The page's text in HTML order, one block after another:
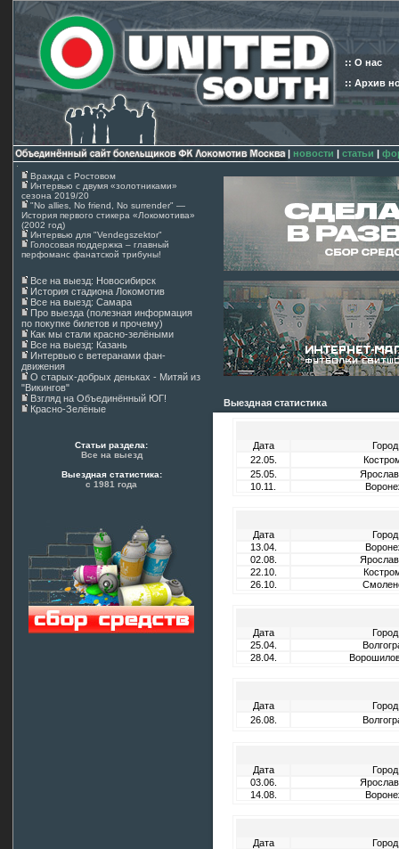
:: О нас
:: Архив
| новости | статьи |
Вражда с Ростовом
Интервью с двумя «золотниками»
сезона 2019/20
"No allies, No friend, No surrender" —
История первого стикера «Локомотива»
(2002 год)
Интервью для "Vendegszektor"
Голосовая поддержка – главный
перфоманс фанатской трибуны!
Все на выезд: Новосибирск
История стадиона Локомотив
Все на выезд: Самара
Про выезда (полезная информация
по покупке билетов и прочему)
Как мы стали красно-зелёными
Все на выезд: Казань
Интервью с ветеранами фан-
движения
О старых-добрых деньках - Митяй из
"Викингов"
Взгляд на Объединённый ЮГ!
Красно-Зелёные
Статьи раздела:
Все на выезд
Выездная статистика:
с 1981 года
Выездная статистика
Дата
Город
22.05.
25.05.
10.11.
Дата
Город
13.04.
02.08.
22.10.
26.10.
Дата
Город
25.04.
28.04.
Дата
Город
26.08.
Дата
Город
03.06.
14.08.
Дата
Город